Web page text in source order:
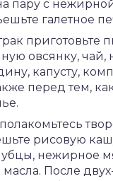
пару с
галетное
приготовьте
овсянку,
капусту,
перед тем,
рисовую
нежирное
масла. После